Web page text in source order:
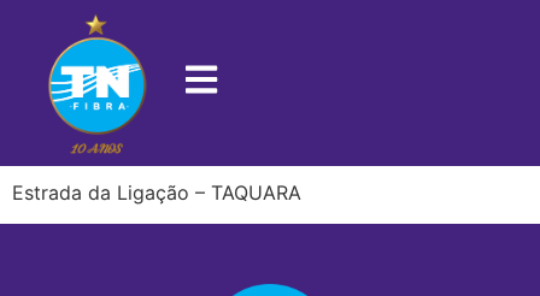
22713-470
Estrada da Ligação – TAQUARA